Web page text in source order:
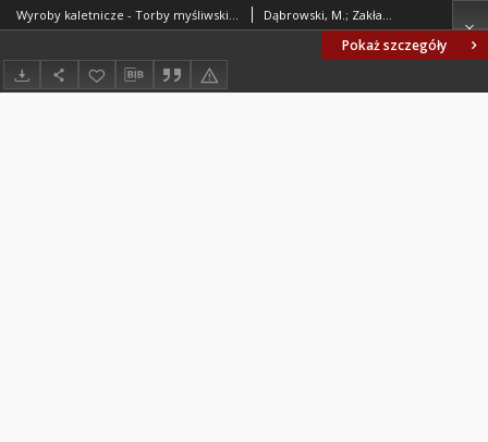
Pokaż szczegóły
Wyroby kaletnicze - Torby myśliwskie BN-79/8501-14 Dąbrowski, M.; Zakład Konstrukcyjno-Technologiczny Krajowego Związku Spółdzielni Przemysłu Skórzanego ASKO, Branżowy Ośrodek Normalizacji, Kraków. Oprac.